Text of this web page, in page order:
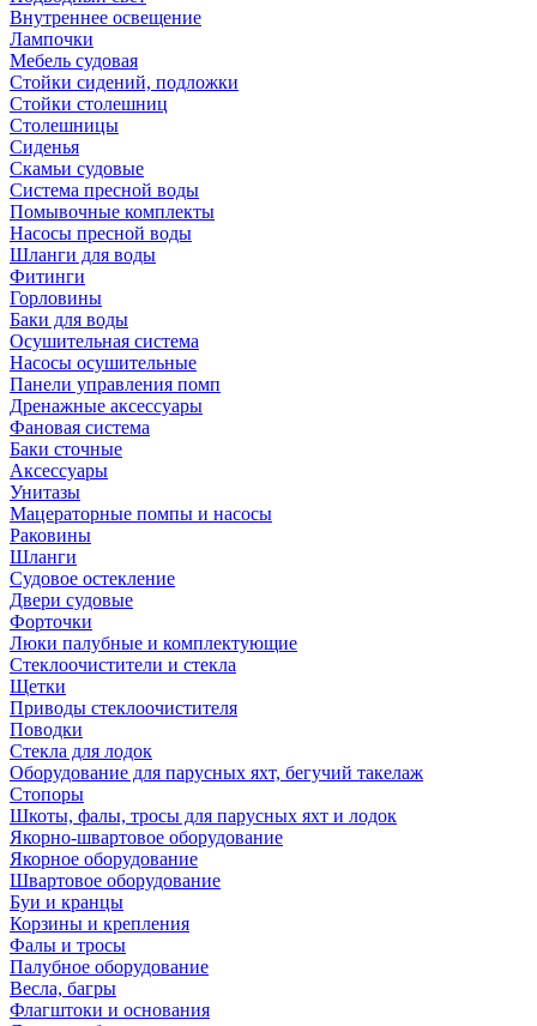
Внутреннее освещение
Лампочки
Мебель судовая
Стойки сидений, подложки
Стойки столешниц
Столешницы
Сиденья
Скамьи судовые
Система пресной воды
Помывочные комплекты
Насосы пресной воды
Шланги для воды
Фитинги
Горловины
Баки для воды
Осушительная система
Насосы осушительные
Панели управления помп
Дренажные аксессуары
Фановая система
Баки сточные
Аксессуары
Унитазы
Мацераторные помпы и насосы
Раковины
Шланги
Судовое остекление
Двери судовые
Форточки
Люки палубные и комплектующие
Стеклоочистители и стекла
Щетки
Приводы стеклоочистителя
Поводки
Стекла для лодок
Оборудование для парусных яхт, бегучий такелаж
Стопоры
Шкоты, фалы, тросы для парусных яхт и лодок
Якорно-швартовое оборудование
Якорное оборудование
Швартовое оборудование
Буи и кранцы
Корзины и крепления
Фалы и тросы
Палубное оборудование
Весла, багры
Флагштоки и основания